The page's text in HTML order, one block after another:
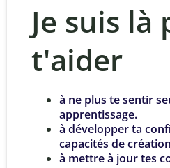
Je suis là
t'aider
à ne plus te sentir
apprentissage.
à développer ta
capacités de
à mettre à jour tes